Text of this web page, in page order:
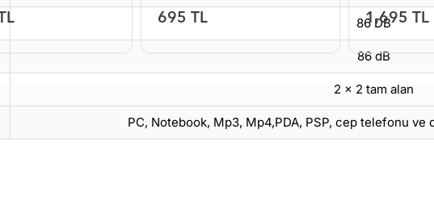
86 DB
86 dB
2 x 2 tam alan
PC, Notebook, Mp3, Mp4,PDA, PSP, cep telefonu
695 TL 1,695 TL